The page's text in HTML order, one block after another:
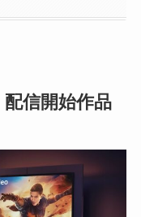
信開始作品